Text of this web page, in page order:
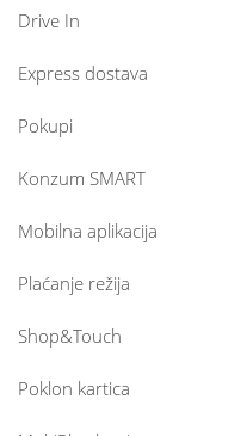
Drive In
Express dostava
Pokupi
Konzum SMART
Mobilna aplikacija
Plaćanje režija
Shop&Touch
Poklon kartica